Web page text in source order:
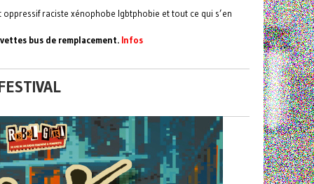
raciste xénophobe lgbtphobie et tout ce qui s’en
bus de remplacement. Infos